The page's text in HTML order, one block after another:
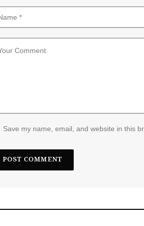
Save my name, email, and website in this